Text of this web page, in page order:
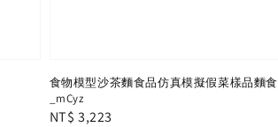
食物模型沙茶麵食品仿真模擬假菜樣品麵食
_mCyz
Regular
NT$ 3,223